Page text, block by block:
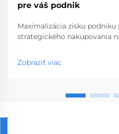
pre váš podnik
Maximalizácia zisku
strategického nakupovania
materiálmi môžu múdre
nákupu výrazne ovplyvniť
Zobraziť viac